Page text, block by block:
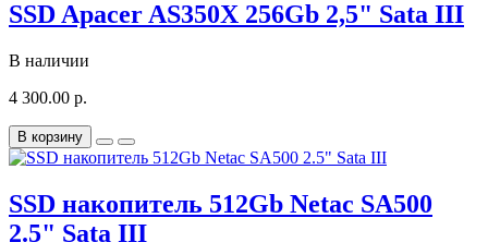
SSD Apacer AS350X 256Gb 2,5" Sata III
В наличии
4 300.00 р.
В корзину
SSD накопитель 512Gb Netac SA500
2.5" Sata III